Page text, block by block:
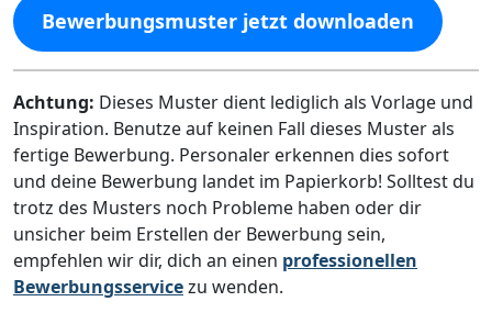
Bewerbungsmuster jetzt downloaden
Achtung: Dieses Muster dient lediglich als Vorlage und
Inspiration. Benutze auf keinen Fall dieses Muster als
fertige Bewerbung. Personaler erkennen dies sofort
und deine Bewerbung landet im Papierkorb! Solltest du
trotz des Musters noch Probleme haben oder dir
unsicher beim Erstellen der Bewerbung sein,
empfehlen wir dir, dich an einen professionellen
Bewerbungsservicezu wenden.